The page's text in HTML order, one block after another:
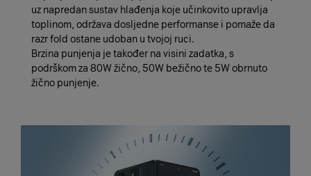
uz napredan sustav hlađenja koje učinkovito upravlja
toplinom, održava dosljedne performanse i pomaže da
razr fold ostane udoban u tvojoj ruci.
Brzina punjenja je također na visini zadatka, s
podrškom za 80W žično, 50W bežično te 5W obrnuto
žično punjenje.